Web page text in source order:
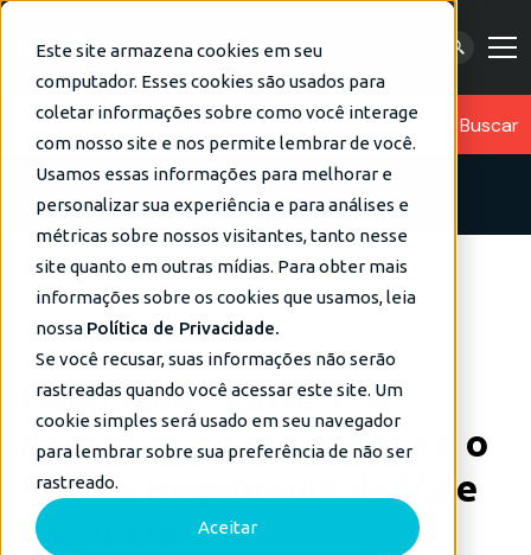
Este site armazena cookies em seu
computador. Esses cookies são usados para
coletar informações sobre como você interage
com nosso site e nos permite lembrar de você.
Usamos essas informações para melhorar e
personalizar sua experiência e para análises e
métricas sobre nossos visitantes, tanto nesse
site quanto em outras mídias. Para obter mais
informações sobre os cookies que usamos, leia
nossa Política de Privacidade.
Se você recusar, suas informações não serão
rastreadas quando você acessar este site. Um
cookie simples será usado em seu navegador
para lembrar sobre sua preferência de não ser
rastreado.
Aceitar
Inteligência Artificial
DeepSeek - Parte 1: A
Ascensão da IA Chinesa e o
Fim da Hegemonia do Vale
do Silício